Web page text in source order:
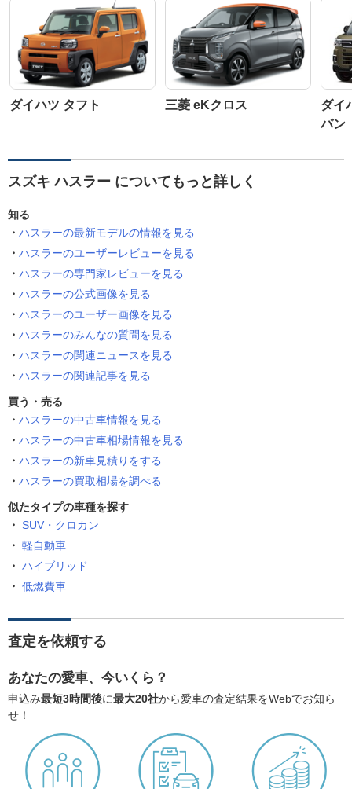
ダイハツ タフト 三菱 eKクロス
ダイ
バン
スズキ ハスラー についてもっと詳しく
知る
ハスラーの最新モデルの情報を見る
ハスラーのユーザーレビューを見る
ハスラーの専門家レビューを見る
ハスラーの公式画像を見る
ハスラーのユーザー画像を見る
ハスラーのみんなの質問を見る
ハスラーの関連ニュースを見る
ハスラーの関連記事を見る
買う・売る
ハスラーの中古車情報を見る
ハスラーの中古車相場情報を見る
ハスラーの新車見積りをする
ハスラーの買取相場を調べる
似たタイプの車種を探す
SUV・クロカン
軽自動車
ハイブリッド
低燃費車
査定を依頼する
あなたの愛車、今いくら？
申込み最短3時間後に最大20社から愛車の査定結果をWebでお知ら
せ！